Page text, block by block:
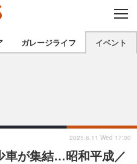
C
O
S
E
プロショップを地域から探す
北陸
関西
ガレージライフ イベント
車が集結…昭和平成／
2025.6.11 Wed 17:00